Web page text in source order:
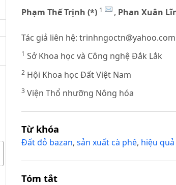
Phạm Thế Trịnh (*) 1 , Phan Xuân
Tác giả liên hệ: trinhngoctn@yahoo.com
1 Sở Khoa học và Công nghệ Đắk Lắk
2Hội Khoa học Đất Việt Nam
3Viện Thổ nhưỡng Nông hóa
Từ khóa
Đất đỏ bazan, sản xuất cà phê, hiệu
Tóm tắt